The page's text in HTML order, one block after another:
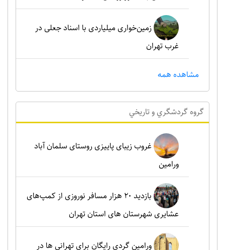
زمین‌خواری میلیاردی با اسناد جعلی در
غرب تهران
مشاهده همه
گروه گردشگري و تاريخي
غروب زیبای پاییزی روستای سلمان آباد
ورامین
بازدید ۲۰ هزار مسافر نوروزی از کمپ‌های
عشایری شهرستان های استان تهران
ورامین گردی رایگان برای تهرانی ها در